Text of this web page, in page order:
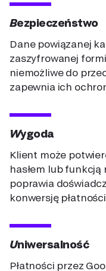
Bezpieczeństwo
Dane powiązanej
zaszyfrowanej
niemożliwe do
zapewnia ich
Wygoda
Klient może
hasłem lub funkcją
poprawia
konwersję
Uniwersalność
Płatności przez